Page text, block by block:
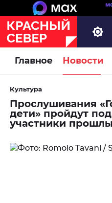
Главное Новости
Культура
Прослушивания
дети» пройдут
участники